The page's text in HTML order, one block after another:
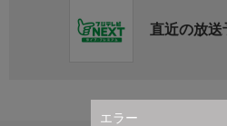
エラー
直近の放送